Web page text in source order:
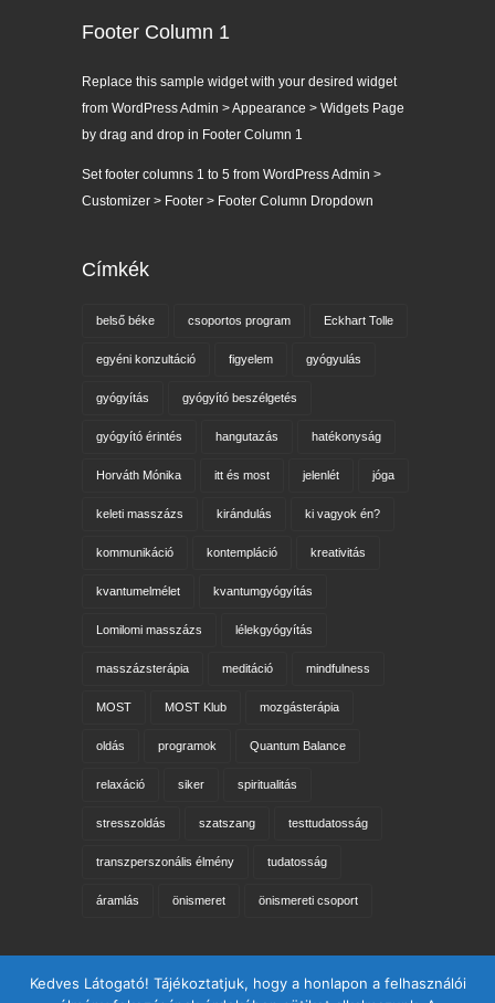
Footer Column 1
Replace this sample widget with your desired widget
from WordPress Admin > Appearance > Widgets Page
by drag and drop in Footer Column 1
Set footer columns 1 to 5 from WordPress Admin >
Customizer > Footer > Footer Column Dropdown
Címkék
belső béke csoportos program Eckhart Tolle
egyéni konzultáció figyelem gyógyulás
gyógyítás gyógyító beszélgetés
gyógyító érintés hangutazás hatékonyság
Horváth Mónika itt és most jelenlét jóga
keleti masszázs kirándulás ki vagyok én?
kommunikáció kontempláció kreativitás
kvantumelmélet kvantumgyógyítás
Lomilomi masszázs lélekgyógyítás
masszázsterápia meditáció mindfulness
MOST MOST Klub mozgásterápia
oldás programok Quantum Balance
relaxáció siker spiritualitás
stresszoldás szatszang testtudatosság
transzperszonális élmény tudatosság
áramlás önismeret önismereti csoport
Keresés az oldalon
Kedves Látogató! Tájékoztatjuk, hogy a honlapon a felhasználói